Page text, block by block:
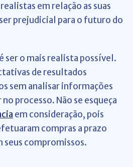
em relação as suas
prejudicial para o futuro do
ser o mais realista possível.
de resultados
sem analisar informações
processo. Não se esqueça
em consideração, pois
compras a prazo
seus compromissos.